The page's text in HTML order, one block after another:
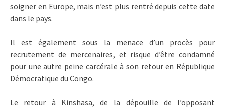
soigner en Europe, mais n’est plus rentré depuis cette date
dans le pays.
Il est également sous la menace d’un procès pour
recrutement de mercenaires, et risque d’être condamné
pour une autre peine carcérale à son retour en République
Démocratique du Congo.
Le retour à Kinshasa, de la dépouille de l’opposant